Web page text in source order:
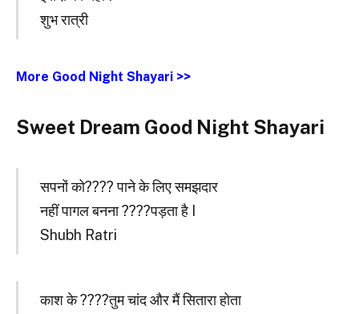
शुभ रात्री
More Good Night Shayari >>
Sweet Dream Good Night Shayari
सपनों को???? पाने के लिए समझदार
नहीं पागल बनना ????पड़ता है I
Shubh Ratri
काश के ????तुम चांद और मैं सितारा होता